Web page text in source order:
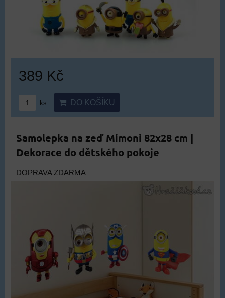
389 Kč
ks DO KOŠÍKU
Samolepka na zeď Mimoni 82x28 cm |
Dekorace do dětského pokoje
DOPRAVA ZDARMA